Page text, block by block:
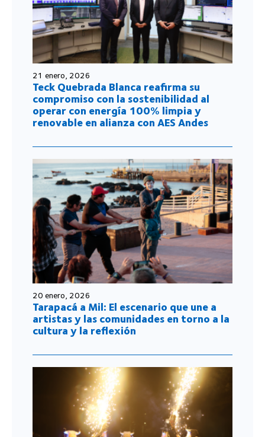
21 enero, 2026
Teck Quebrada Blanca reafirma su
compromiso con la sostenibilidad al
operar con energía 100% limpia y
renovable en alianza con AES Andes
20 enero, 2026
Tarapacá a Mil: El escenario que une a
artistas y las comunidades en torno a la
cultura y la reflexión